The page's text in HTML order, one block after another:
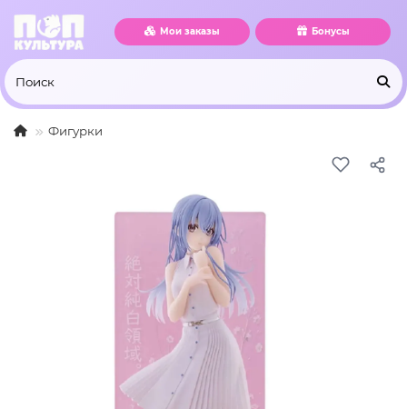
Мои заказы Бонусы
Фигурки